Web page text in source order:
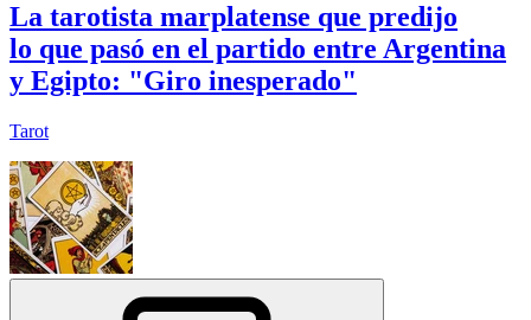
La tarotista marplatense que predijo
lo que pasó en el partido entre Argentina
y Egipto: "Giro inesperado"
Tarot